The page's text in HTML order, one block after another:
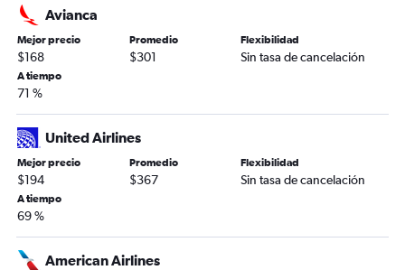
Avianca
Mejor precio
$168
Promedio
$301
Flexibilidad
Sin tasa de cancelación
A tiempo
71 %
United Airlines
Mejor precio
$194
Promedio
$367
Flexibilidad
Sin tasa de cancelación
A tiempo
69 %
American Airlines